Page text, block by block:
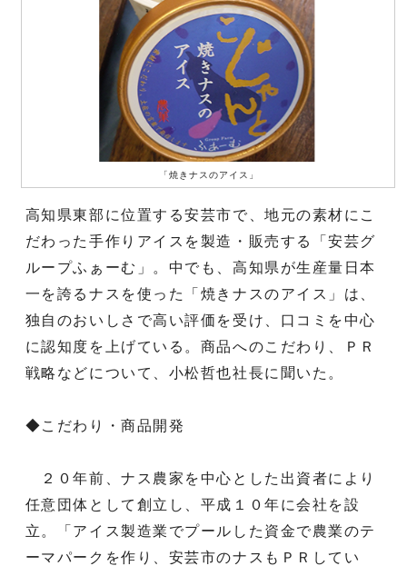
「焼きナスのアイス」
高知県東部に位置する安芸市で、地元の素材にこ
だわった手作りアイスを製造・販売する「安芸グ
ループふぁーむ」。中でも、高知県が生産量日本
一を誇るナスを使った「焼きナスのアイス」は、
独自のおいしさで高い評価を受け、口コミを中心
に認知度を上げている。商品へのこだわり、ＰＲ
戦略などについて、小松哲也社長に聞いた。
◆こだわり・商品開発
２０年前、ナス農家を中心とした出資者により
任意団体として創立し、平成１０年に会社を設
立。「アイス製造業でプールした資金で農業のテ
ーマパークを作り、安芸市のナスもＰＲしてい